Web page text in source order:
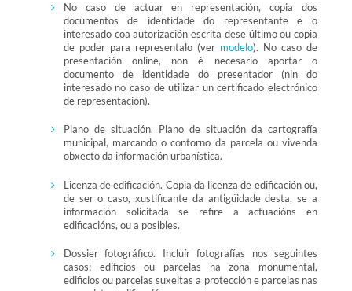
No caso de actuar en representación, copia dos
documentos de identidade do representante e o
interesado coa autorización escrita dese último ou copia
de poder para representalo (ver modelo). No caso de
presentación online, non é necesario aportar o
documento de identidade do presentador (nin do
interesado no caso de utilizar un certificado electrónico
de representación).
Plano de situación. Plano de situación da cartografía
municipal, marcando o contorno da parcela ou vivenda
obxecto da información urbanística.
Licenza de edificación. Copia da licenza de edificación ou,
de ser o caso, xustificante da antigüidade desta, se a
información solicitada se refire a actuacións en
edificacións, ou a posibles.
Dossier fotográfico. Incluír fotografías nos seguintes
casos: edificios ou parcelas na zona monumental,
edificios ou parcelas suxeitas a protección e parcelas nas